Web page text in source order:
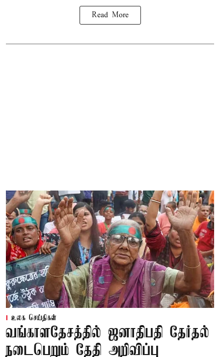
Read More
உலக செய்திகள்
வங்காளதேசத்தில் ஜனாதிபதி தேர்தல்
நடைபெறும் தேதி அறிவிப்பு